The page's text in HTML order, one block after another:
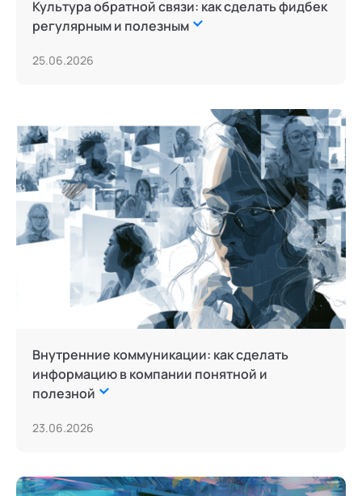
Культура обратной связи: как сделать фидбек
регулярным и полезным
25.06.2026
Внутренние коммуникации: как сделать
информацию в компании понятной и
полезной
23.06.2026